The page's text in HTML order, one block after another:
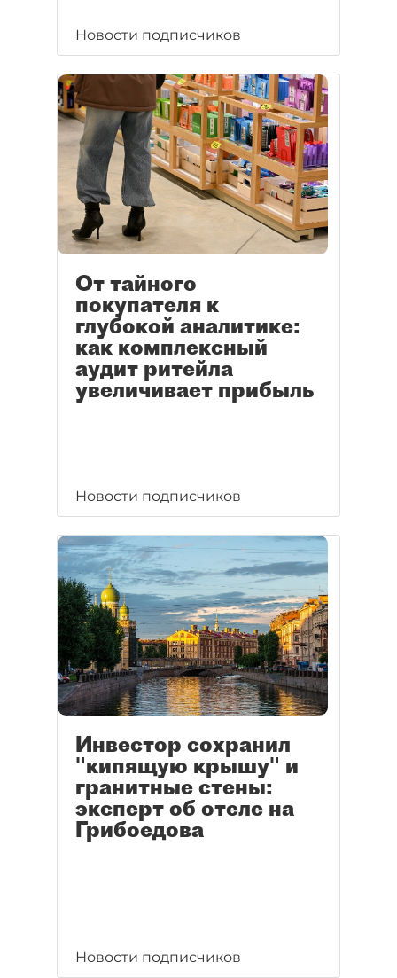
Новости подписчиков
От тайного
покупателя к
глубокой аналитике:
как комплексный
аудит ритейла
увеличивает прибыль
Новости подписчиков
Инвестор сохранил
"кипящую крышу" и
гранитные стены:
эксперт об отеле на
Грибоедова
Новости подписчиков